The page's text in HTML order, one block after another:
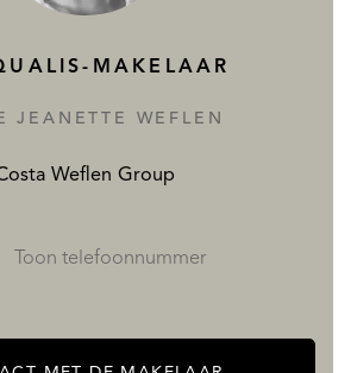
MAKELAAR
JEANETTE WEFLEN
Weflen Group
Toon telefoonnummer